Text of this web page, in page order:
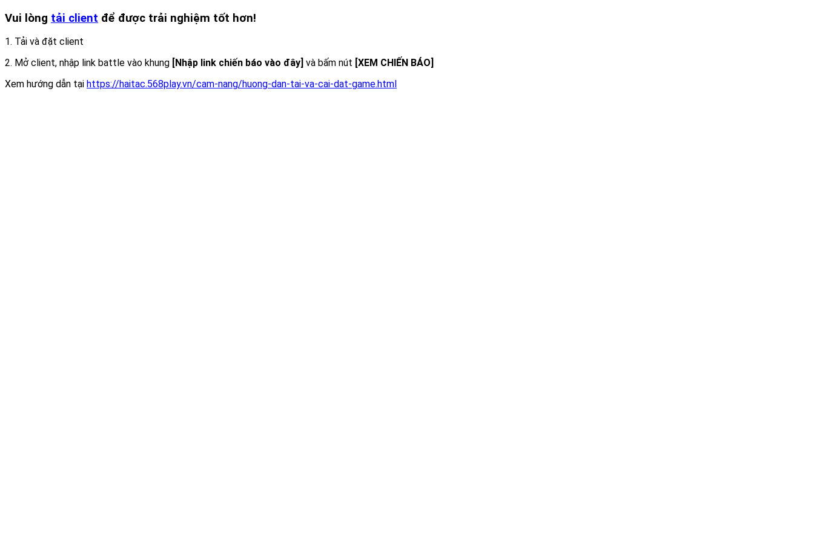
Vui lòng tải client để được trải nghiệm tốt hơn!
1. Tải và đặt client
2. Mở client, nhập link battle vào khung
[Nhập link chiến báo vào đây] và bấm nút [XEM CHIẾN BÁO]
Xem hướng dẫn tại https://haitac.568play.vn/cam-nang/huong-dan-tai-va-cai-dat-game.html